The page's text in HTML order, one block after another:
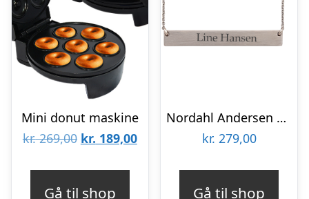
Mini donut maskine
kr.269,00 Den
kr. 189,00Den
Gå til shop
Nordahl Andersen Plade halskæde
kr. 279,00
Gå til shop